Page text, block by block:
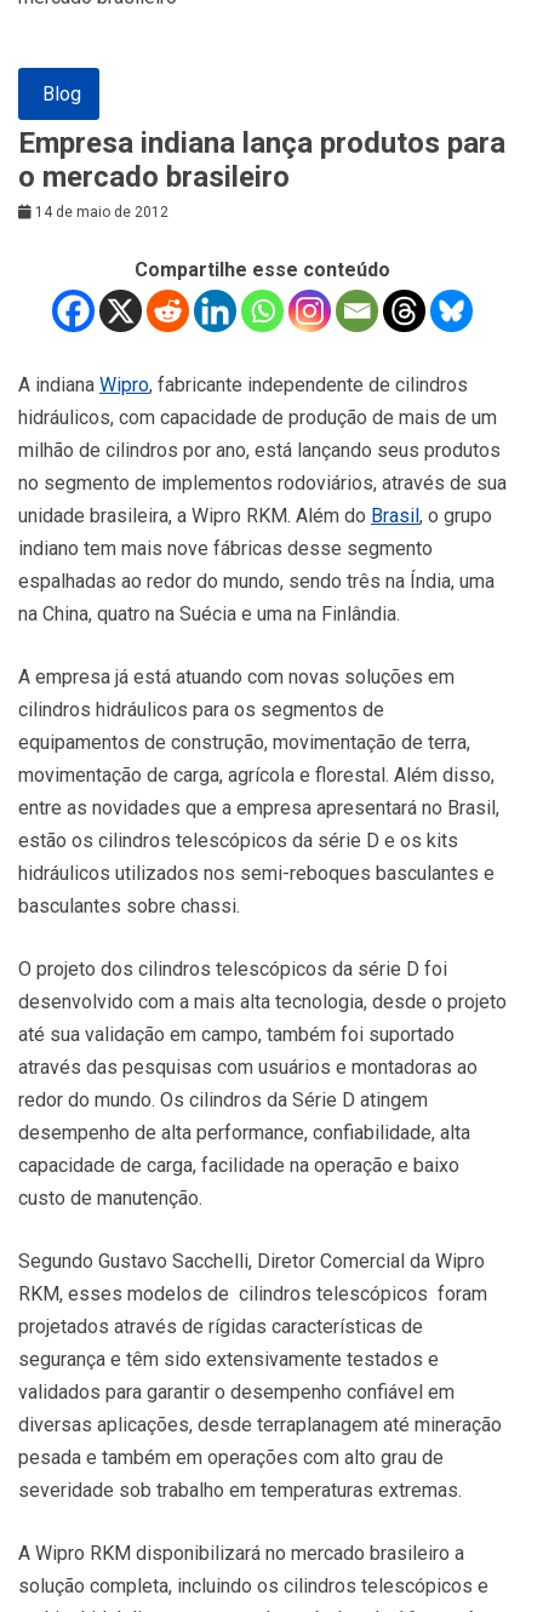
Blog
Empresa indiana lança produtos para
o mercado brasileiro
14 de maio de 2012
Compartilhe esse conteúdo
A indiana Wipro, fabricante independente de cilindros
hidráulicos, com capacidade de produção de mais de um
milhão de cilindros por ano, está lançando seus produtos
no segmento de implementos rodoviários, através de sua
unidade brasileira, a Wipro RKM. Além do Brasil, o grupo
indiano tem mais nove fábricas desse segmento
espalhadas ao redor do mundo, sendo três na Índia, uma
na China, quatro na Suécia e uma na Finlândia.
A empresa já está atuando com novas soluções em
cilindros hidráulicos para os segmentos de
equipamentos de construção, movimentação de terra,
movimentação de carga, agrícola e florestal. Além disso,
entre as novidades que a empresa apresentará no Brasil,
estão os cilindros telescópicos da série D e os kits
hidráulicos utilizados nos semi-reboques basculantes e
basculantes sobre chassi.
O projeto dos cilindros telescópicos da série D foi
desenvolvido com a mais alta tecnologia, desde o projeto
até sua validação em campo, também foi suportado
através das pesquisas com usuários e montadoras ao
redor do mundo. Os cilindros da Série D atingem
desempenho de alta performance, confiabilidade, alta
capacidade de carga, facilidade na operação e baixo
custo de manutenção.
Segundo Gustavo Sacchelli, Diretor Comercial da Wipro
RKM, esses modelos de cilindros telescópicos foram
projetados através de rígidas características de
segurança e têm sido extensivamente testados e
validados para garantir o desempenho confiável em
diversas aplicações, desde terraplanagem até mineração
pesada e também em operações com alto grau de
severidade sob trabalho em temperaturas extremas.
A Wipro RKM disponibilizará no mercado brasileiro a
solução completa, incluindo os cilindros telescópicos e